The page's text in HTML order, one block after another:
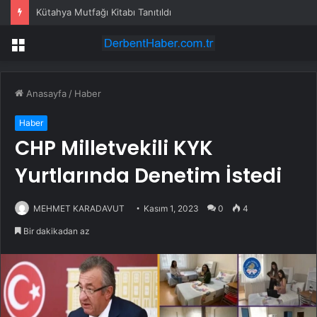
Kütahya Mutfağı Kitabı Tanıtıldı
Menü
Anasayfa / Haber
Haber
CHP Milletvekili KYK
Yurtlarında Denetim İstedi
MEHMET KARADAVUT Kasım 1, 2023 0 4
Bir dakikadan az